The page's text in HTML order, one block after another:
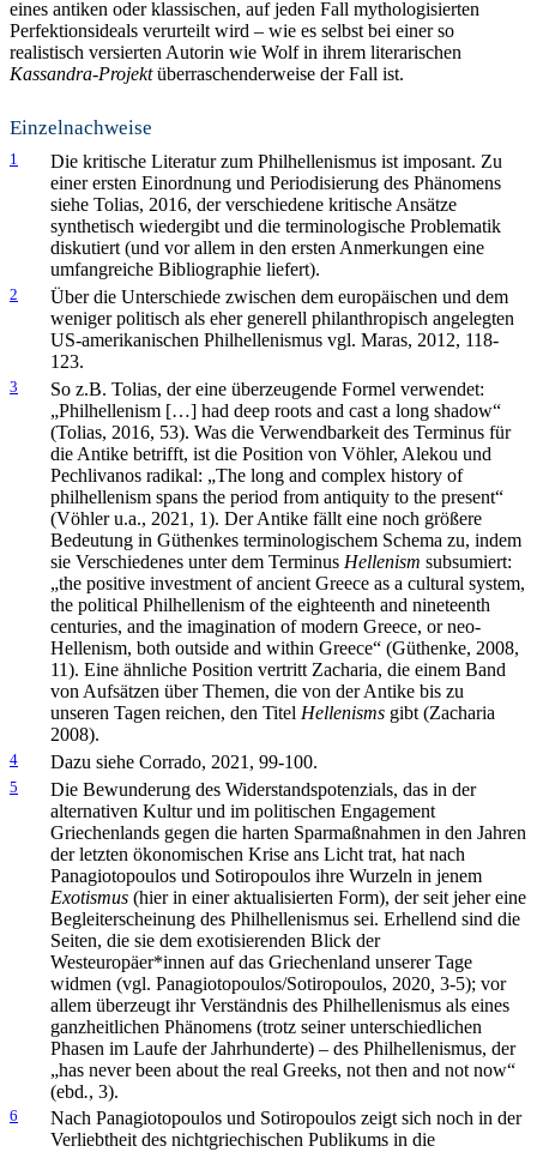
eines antiken oder klassischen, auf jeden Fall mythologisierten
Perfektionsideals verurteilt wird – wie es selbst bei einer so
realistisch versierten Autorin wie Wolf in ihrem literarischen
Kassandra-Projektüberraschenderweise der Fall ist.
Einzelnachweise
1
Die kritische Literatur zum Philhellenismus ist imposant. Zu
einer ersten Einordnung und Periodisierung des Phänomens
siehe Tolias, 2016, der verschiedene kritische Ansätze
synthetisch wiedergibt und die terminologische Problematik
diskutiert (und vor allem in den ersten Anmerkungen eine
umfangreiche Bibliographie liefert).
2
Über die Unterschiede zwischen dem europäischen und dem
weniger politisch als eher generell philanthropisch angelegten
US-amerikanischen Philhellenismus vgl. Maras, 2012, 118-
123.
3
So z.B. Tolias, der eine überzeugende Formel verwendet:
„Philhellenism […] had deep roots and cast a long shadow“
(Tolias, 2016, 53). Was die Verwendbarkeit des Terminus für
die Antike betrifft, ist die Position von Vöhler, Alekou und
Pechlivanos radikal: „The long and complex history of
philhellenism spans the period from antiquity to the present“
(Vöhler u.a., 2021, 1). Der Antike fällt eine noch größere
Bedeutung in Güthenkes terminologischem Schema zu, indem
sie Verschiedenes unter dem Terminus Hellenism subsumiert:
„the positive investment of ancient Greece as a cultural system,
the political Philhellenism of the eighteenth and nineteenth
centuries, and the imagination of modern Greece, or neo-
Hellenism, both outside and within Greece“ (Güthenke, 2008,
11). Eine ähnliche Position vertritt Zacharia, die einem Band
von Aufsätzen über Themen, die von der Antike bis zu
unseren Tagen reichen, den Titel Hellenisms gibt (Zacharia
2008).
4 Dazu siehe Corrado, 2021, 99-100.
5
Die Bewunderung des Widerstandspotenzials, das in der
alternativen Kultur und im politischen Engagement
Griechenlands gegen die harten Sparmaßnahmen in den Jahren
der letzten ökonomischen Krise ans Licht trat, hat nach
Panagiotopoulos und Sotiropoulos ihre Wurzeln in jenem
Exotismus (hier in einer aktualisierten Form), der seit jeher eine
Begleiterscheinung des Philhellenismus sei. Erhellend sind die
Seiten, die sie dem exotisierenden Blick der
Westeuropäer*innen auf das Griechenland unserer Tage
widmen (vgl. Panagiotopoulos/Sotiropoulos, 2020 ,3-5); vor
allem überzeugt ihr Verständnis des Philhellenismus als eines
ganzheitlichen Phänomens (trotz seiner unterschiedlichen
Phasen im Laufe der Jahrhunderte) – des Philhellenismus, der
„has never been about the real Greeks, not then and not now“
(ebd., 3).
6
Nach Panagiotopoulos und Sotiropoulos zeigt sich noch in der
Verliebtheit des nichtgriechischen Publikums in die